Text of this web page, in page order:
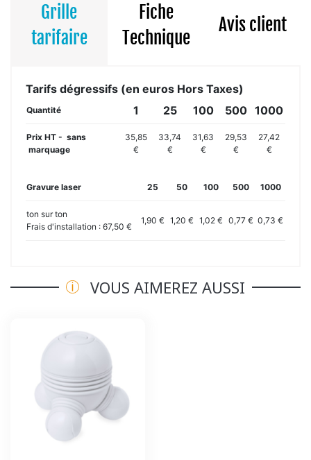
Grille
tarifaire
Fiche
Technique
Avis client
Tarifs dégressifs (en euros Hors Taxes)
Quantité 1 25 100 500 1000
Prix HT - sans
marquage
35,85
€
33,74
€
31,63
€
29,53
€
27,42
€
Gravure laser 25 50 100 500 1000
ton sur ton
Frais d'installation : 67,50 €
1,90 € 1,20 € 1,02 € 0,77 € 0,73 €
VOUS AIMEREZ AUSSI